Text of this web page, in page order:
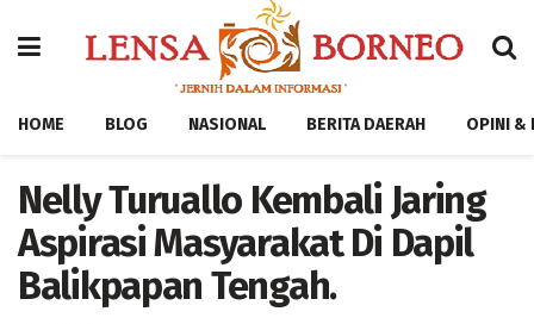
HOME BLOG NASIONAL BERITA DAERAH OPINI &
Nelly Turuallo Kembali Jaring
Aspirasi Masyarakat Di Dapil
Balikpapan Tengah.